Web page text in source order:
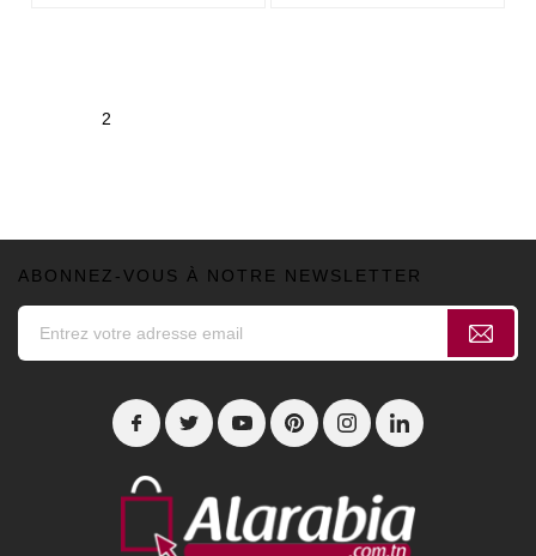
2
ABONNEZ-VOUS À NOTRE NEWSLETTER